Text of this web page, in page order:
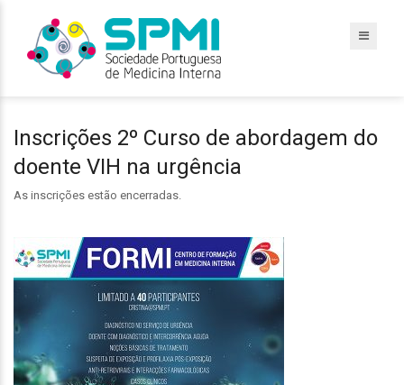
Inscrições 2º Curso de abordagem do
doente VIH na urgência
As inscrições estão encerradas.